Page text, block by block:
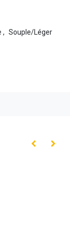
, Souple/Léger